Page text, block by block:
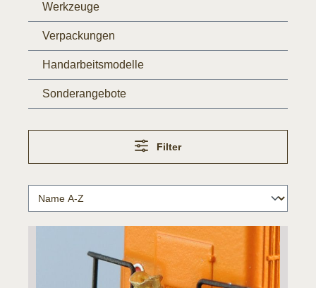
Werkzeuge
Verpackungen
Handarbeitsmodelle
Sonderangebote
Filter